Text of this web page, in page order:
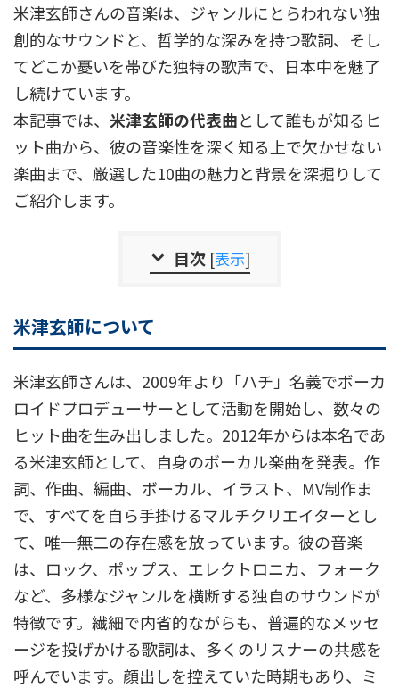
米津玄師さんの音楽は、ジャンルにとらわれない独
創的なサウンドと、哲学的な深みを持つ歌詞、そし
てどこか憂いを帯びた独特の歌声で、日本中を魅了
し続けています。
本記事では、 米津玄師の代表曲として誰もが知るヒ
ット曲から、彼の音楽性を深く知る上で欠かせない
楽曲まで、厳選した10曲の魅力と背景を深掘りして
ご紹介します。
目次 [表示]
米津玄師について
米津玄師さんは、2009年より「ハチ」名義でボーカ
ロイドプロデューサーとして活動を開始し、数々の
ヒット曲を生み出しました。2012年からは本名であ
る米津玄師として、自身のボーカル楽曲を発表。作
詞、作曲、編曲、ボーカル、イラスト、MV制作ま
で、すべてを自ら手掛けるマルチクリエイターとし
て、唯一無二の存在感を放っています。彼の音楽
は、ロック、ポップス、エレクトロニカ、フォーク
など、多様なジャンルを横断する独自のサウンドが
特徴です。繊細で内省的ながらも、普遍的なメッセ
ージを投げかける歌詞は、多くのリスナーの共感を
呼んでいます。顔出しを控えていた時期もあり、ミ